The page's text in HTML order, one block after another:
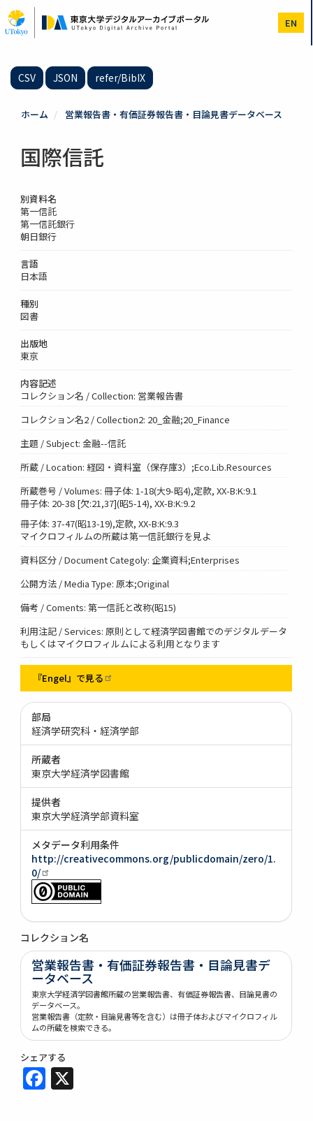
イ
ン
EN
CSV JSON refer/BibIX
ホーム 営業報告書・有価証券報告書・目論見書データベース
国際信託
別資料名
第一信託
第一信託銀行
朝日銀行
言語
日本語
種別
図書
出版地
東京
内容記述
コレクション名 / Collection: 営業報告書
コレクション名2 / Collection2: 20_金融;20_Finance
主題 / Subject: 金融--信託
所蔵 / Location: 経図・資料室（保存庫3）;Eco.Lib.Resources
所蔵巻号 / Volumes: 冊子体: 1-18(大9-昭4),定款, XX-B:K:9.1
冊子体: 20-38 [欠:21,37](昭5-14), XX-B:K:9.2
冊子体: 37-47(昭13-19),定款, XX-B:K:9.3
マイクロフィルムの所蔵は第一信託銀行を見よ
資料区分 / Document Categoly: 企業資料;Enterprises
公開方法 / Media Type: 原本;Original
備考 / Coments: 第一信託と改称(昭15)
利用注記 / Services: 原則として経済学図書館でのデジタルデータ
もしくはマイクロフィルムによる利用となります
『Engel』で見る
部局
経済学研究科・経済学部
所蔵者
東京大学経済学図書館
提供者
東京大学経済学部資料室
メタデータ利用条件
http://creativecommons.org/publicdomain/zero/1.
0/
コレクション名
営業報告書・有価証券報告書・目論見書デ
ータベース
東京大学経済学図書館所蔵の営業報告書、有価証券報告書、目論見書の
データベース。
営業報告書（定款・目論見書等を含む）は冊子体およびマイクロフィル
ムの所蔵を検索できる。
シェアする
Facebook